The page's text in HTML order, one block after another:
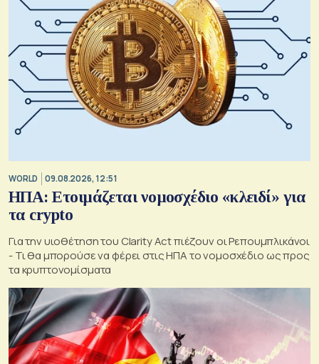
WORLD 09.08.2026, 12:51
ΗΠΑ: Ετοιμάζεται νομοσχέδιο «κλειδί» για
τα crypto
Για την υιοθέτηση του Clarity Act πιέζουν οι Ρεπουμπλικάνοι
- Τι θα μπορούσε να φέρει στις ΗΠΑ το νομοσχέδιο ως προς
τα κρυπτονομίσματα